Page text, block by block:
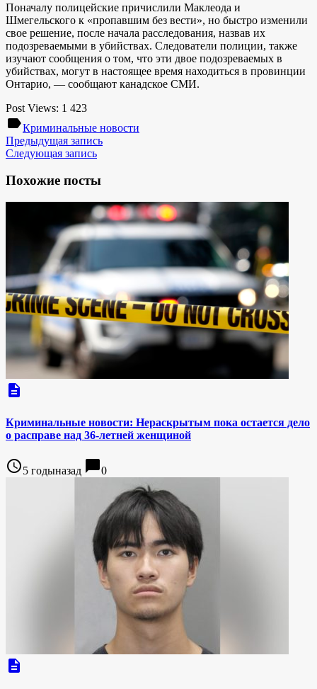
Поначалу полицейские причислили Маклеода и
Шмегельского к «пропавшим без вести», но быстро изменили
свое решение, после начала расследования, назвав их
подозреваемыми в убийствах. Следователи полиции, также
изучают сообщения о том, что эти двое подозреваемых в
убийствах, могут в настоящее время находиться в провинции
Онтарио, — сообщают канадское СМИ.
Post Views: 1 423
labelКриминальные новости
Предыдущая запись
Следующая запись
Похожие посты
description
Криминальные новости: Нераскрытым пока остается дело
о расправе над 36-летней женщиной
access_time5 годыназад chat_bubble0
description